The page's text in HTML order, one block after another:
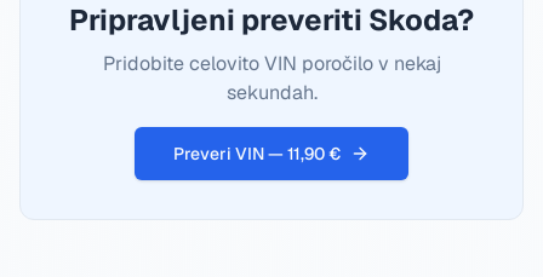
Pripravljeni preveriti Skoda?
Pridobite celovito VIN poročilo v nekaj
sekundah.
Preveri VIN — 11,90 €